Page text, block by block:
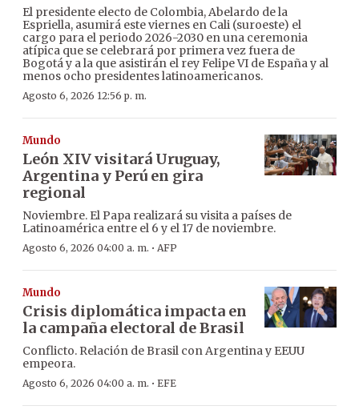
El presidente electo de Colombia, Abelardo de la
Espriella, asumirá este viernes en Cali (suroeste) el
cargo para el periodo 2026-2030 en una ceremonia
atípica que se celebrará por primera vez fuera de
Bogotá y a la que asistirán el rey Felipe VI de España y al
menos ocho presidentes latinoamericanos.
Agosto 6, 2026 12:56 p. m.
Mundo
León XIV visitará Uruguay,
Argentina y Perú en gira
regional
Noviembre. El Papa realizará su visita a países de
Latinoamérica entre el 6 y el 17 de noviembre.
Agosto 6, 2026 04:00 a. m. · AFP
Mundo
Crisis diplomática impacta en
la campaña electoral de Brasil
Conflicto. Relación de Brasil con Argentina y EEUU
empeora.
Agosto 6, 2026 04:00 a. m. · EFE